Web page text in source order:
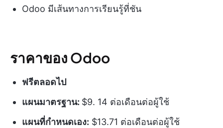
Odoo มีเส้นทางการเรียนรู้ที่ชัน
ราคาของ Odoo
ฟรีตลอดไป
แผนมาตรฐาน: $9. 14 ต่อเดือนต่อผู้ใช้
แผนที่กำหนดเอง: $13.71 ต่อเดือนต่อผู้ใช้